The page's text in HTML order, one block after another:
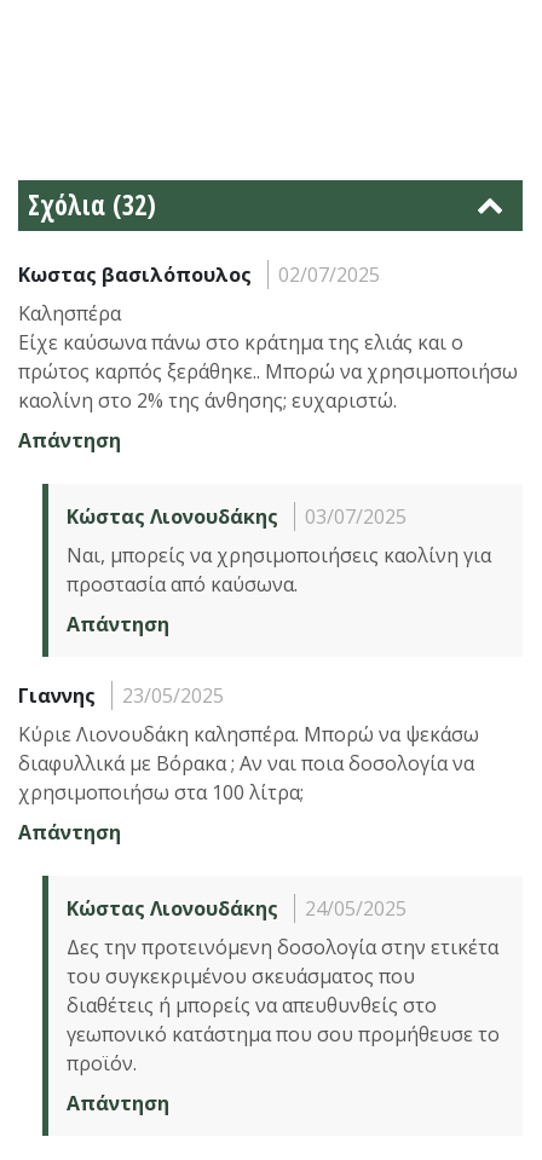
Σχόλια (32)
Κωστας βασιλόπουλος
02/07/2025
Καλησπέρα
Είχε καύσωνα πάνω στο κράτημα της ελιάς και ο
πρώτος καρπός ξεράθηκε.. Μπορώ να χρησιμοποιήσω
καολίνη στο 2% της άνθησης; ευχαριστώ.
Απάντηση
Κώστας Λιονουδάκης
03/07/2025
Ναι, μπορείς να χρησιμοποιήσεις καολίνη για
προστασία από καύσωνα.
Απάντηση
Γιαννης
23/05/2025
Κύριε Λιονουδάκη καλησπέρα. Μπορώ να ψεκάσω
διαφυλλικά με Βόρακα ; Αν ναι ποια δοσολογία να
χρησιμοποιήσω στα 100 λίτρα;
Απάντηση
Κώστας Λιονουδάκης
24/05/2025
Δες την προτεινόμενη δοσολογία στην ετικέτα
του συγκεκριμένου σκευάσματος που
διαθέτεις ή μπορείς να απευθυνθείς στο
γεωπονικό κατάστημα που σου προμήθευσε το
προϊόν.
Απάντηση